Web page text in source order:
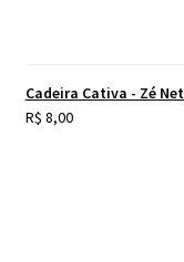
Cadeira Cativa - Zé
R$ 8,00